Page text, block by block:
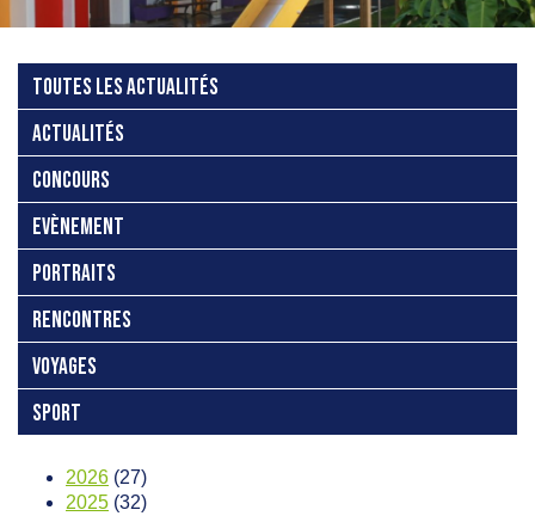
TOUTES LES ACTUALITÉS
ACTUALITÉS
CONCOURS
EVÈNEMENT
PORTRAITS
RENCONTRES
VOYAGES
SPORT
2026 (27)
2025 (32)